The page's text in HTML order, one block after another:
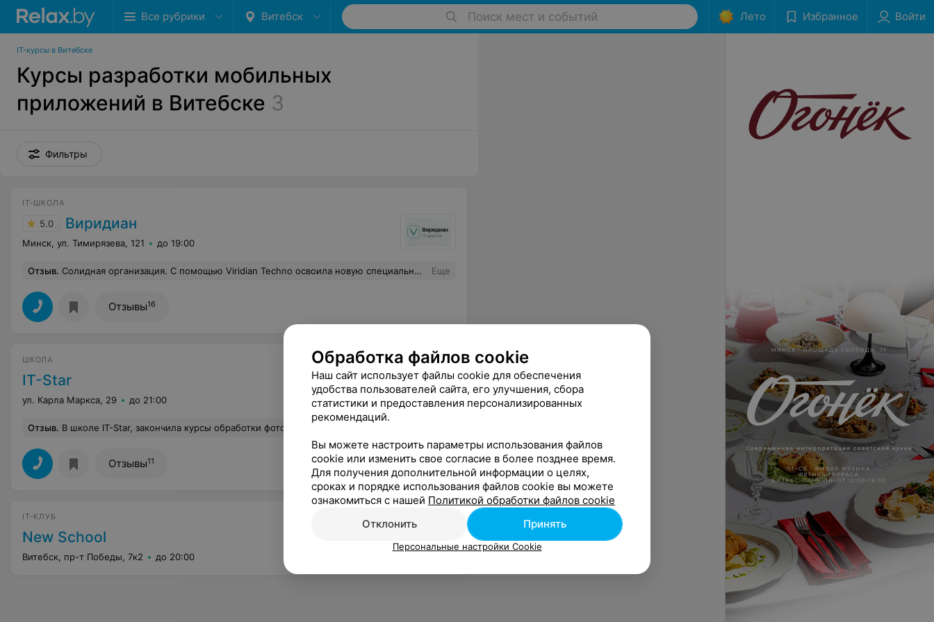
Все рубрики Витебск Поиск мест и событий Лето Избранное Войти
IT-курсы в Витебске
Курсы разработки мобильных
приложений в Витебске 3
Фильтры
IT-ШКОЛА
5.0 Виридиан
Минск, ул. Тимирязева, 121 до 19:00
Отзыв. Солидная организация. С помощью Viridian Techno освоила новую специальность по работе с нейросетями. В короткий срок, за небольшую оплату с гибким графиком обучения прошла курс. На данный момент, уже полгода после обучения, я работаю по новой и перспективной специальности с нейросетями. И получаю зарплату, которая в два раза выше моей предыдущей. Так что компании Viridian Techno выражаю искреннюю благодарность Еще
Отзывы16
ШКОЛА
IT-Star
ул. Карла Маркса, 29 до 21:00
Отзыв. В школе IT-Star, закончила курсы обработки фотографии. Данный курс помог изучить мне изучить графический редактор Adobe Photoshop. Преподаватель, все доступно рассказывала и на практике мы отработали все темы. Я давно хотела научится работать в графическом редакторе Adobe Photoshop, и благодаря школе IT-Star, я это смогла сделать. Спасибо
Отзывы11
IT-КЛУБ
New School
Витебск, пр-т Победы, 7к2 до 20:00
Обработка файлов cookie
Наш сайт использует файлы cookie для обеспечения
удобства пользователей сайта, его улучшения, сбора
статистики и предоставления персонализированных
рекомендаций.
Вы можете настроить параметры использования файлов
cookie или изменить свое согласие в более позднее время.
Для получения дополнительной информации о целях,
сроках и порядке использования файлов cookie вы можете
ознакомиться с нашей Политикой обработки файлов cookie
Отклонить
Принять
Персональные настройки Cookie